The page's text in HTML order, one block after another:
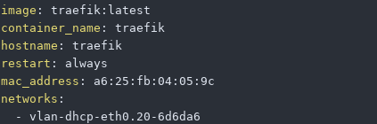
image : traefik : latest
container_name :
traefik
hostname :
traefik
restart :
always
mac_address : a6 : 25 : fb : 04 : 05 : 9c
networks :
-
vlan -dhcp -eth0.20 -6d6da6